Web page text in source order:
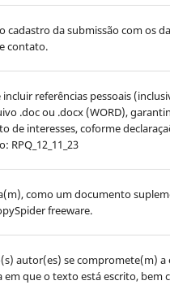
da submissão com os
contato.
referências pessoais
.doc ou .docx (WORD),
de interesses, coforme
RPQ_12_11_23
como um documento
freeware.
autor(es) se compromete(m)
que o texto está escrito, bem